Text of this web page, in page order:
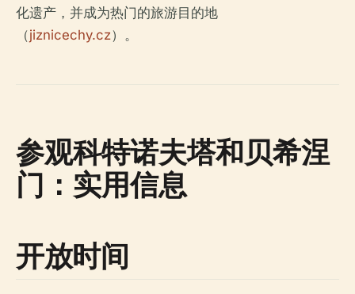
化遗产，并成为热门的旅游目的地
（jiznicechy.cz）。
参观科特诺夫塔和贝希涅
门：实用信息
开放时间